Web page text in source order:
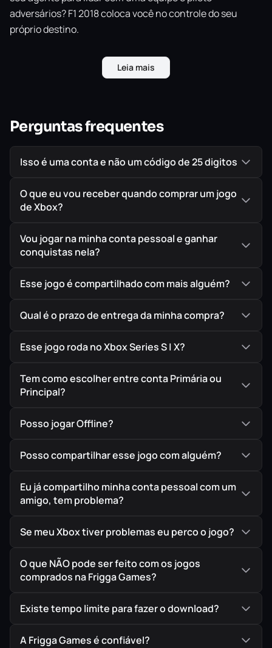
adversários? F1 2018 coloca você no controle do seu
próprio destino.
Muito mais carros clássicos da F1
O modelo de simulação de carros da F1 mais fiel já
Ricard e Hockenheim
Leia mais
Perguntas frequentes
Isso é uma conta e não um código de 25 digitos
O que eu vou receber quando comprar um jogo
de Xbox?
Vou jogar na minha conta pessoal e ganhar
conquistas nela?
Esse jogo é compartilhado com mais alguém?
Qual é o prazo de entrega da minha compra?
Esse jogo roda no Xbox Series S | X?
Tem como escolher entre conta Primária ou
Principal?
Posso jogar Offline?
Posso compartilhar esse jogo com alguém?
Eu já compartilho minha conta pessoal com um
amigo, tem problema?
Se meu Xbox tiver problemas eu perco o jogo?
O que NÃO pode ser feito com os jogos
comprados na Frigga Games?
Existe tempo limite para fazer o download?
A Frigga Games é confiável?